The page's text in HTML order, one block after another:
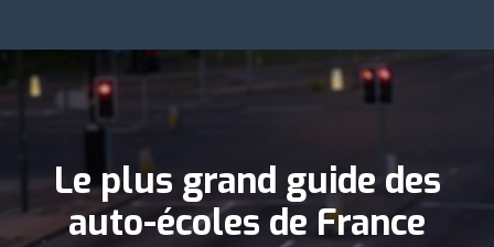
Le plus grand guide des
auto-écoles de France